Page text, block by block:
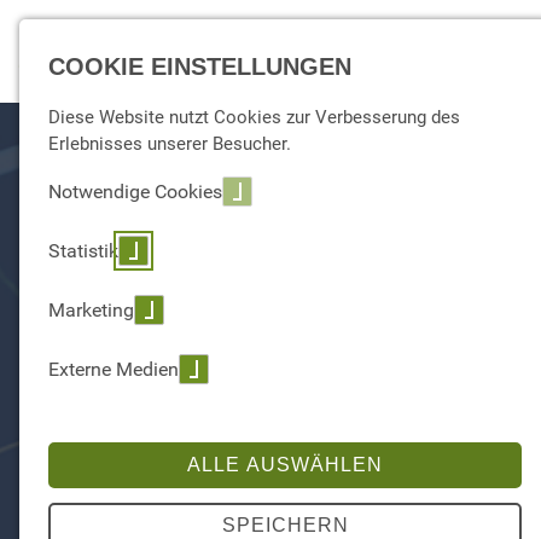
HEALTHCARE (CDMH)
Das Kernstück jedes CDWH – das
Datenmodell – ready to use für Ihr
Clinical Data Warehouse
COOKIE EINSTELLUNGEN
Diese Website nutzt Cookies zur Verbesserung des
Erlebnisses unserer Besucher.
Notwendige Cookies
Statistik
Marketing
Externe Medien
ALLE AUSWÄHLEN
SPEICHERN